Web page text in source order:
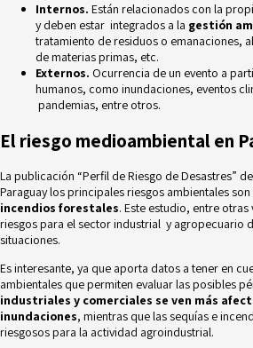
Internos. Están relacionados con la
y deben estar integrados a la gestión
tratamiento de residuos o emanaciones,
de materias primas, etc.
Externos. Ocurrencia de un evento a
humanos, como inundaciones, eventos
pandemias, entre otros.
El riesgo medioambiental en
La publicación “Perfil de Riesgo de Desastres”
Paraguay losprincipales riesgos ambientalesson
incendios forestales. Este estudio, entre
riesgos para el sector industrial y agropecuario
situaciones.
Es interesante, ya que aporta datos a tener en
ambientales que permiten evaluar las posibles
industriales y comerciales se ven más
inundaciones, mientras que las sequías e
riesgosos para la actividad agroindustrial.